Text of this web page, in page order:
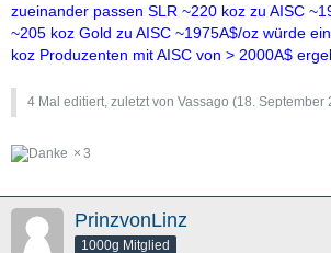
zueinander passen SLR ~220 koz zu AISC
~205 koz Gold zu AISC ~1975A$/oz würde
koz Produzenten mit AISC von > 2000A$
4 Mal editiert, zuletzt von Vassago (18. September
3
PrinzvonLinz
1000g Mitglied